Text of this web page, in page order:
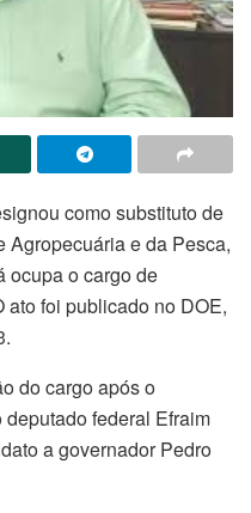
como substituto de
Agropecuária e da Pesca,
ocupa o cargo de
ato foi publicado no DOE,
do cargo após o
federal Efraim
a governador Pedro